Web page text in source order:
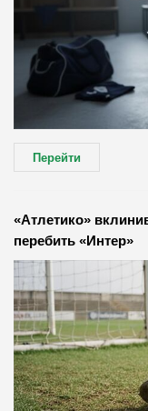
Перейти
«Атлетико»
перебить «Интер»